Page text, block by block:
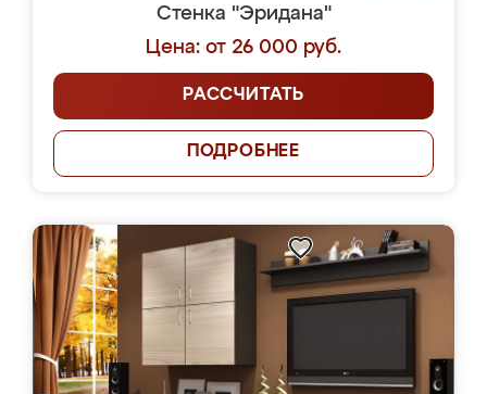
Стенка "Эридана"
Цена: от 26 000 руб.
РАССЧИТАТЬ
ПОДРОБНЕЕ